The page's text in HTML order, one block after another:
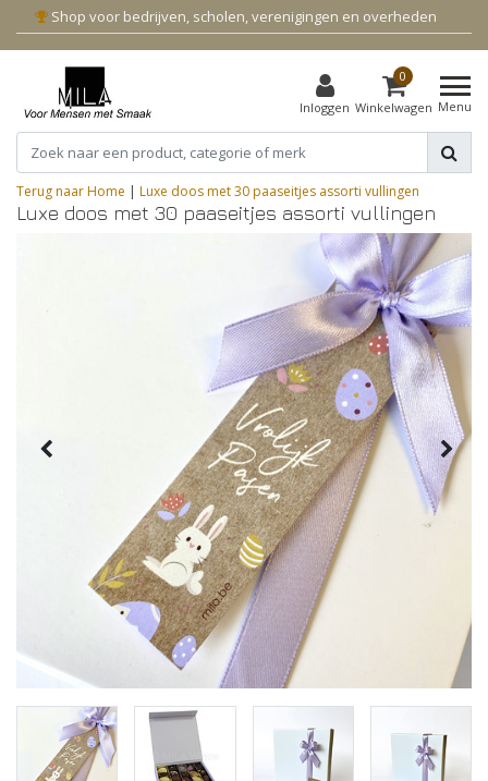
Shop voor bedrijven, scholen, verenigingen en overheden
Inloggen
0
Winkelwagen Menu
Terug naar Home | Luxe doos met 30 paaseitjes assorti vullingen
Luxe doos met 30 paaseitjes assorti vullingen